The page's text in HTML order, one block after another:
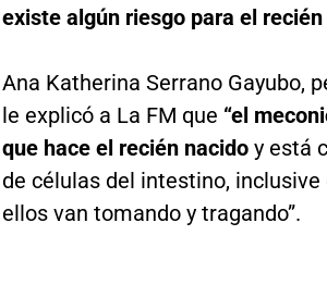
existe algún riesgo para el
Ana Katherina Serrano Gayubo,
le explicó a La FM que “el
que hace el recién nacidoy está
de células del intestino,
ellos van tomando y tragando”.